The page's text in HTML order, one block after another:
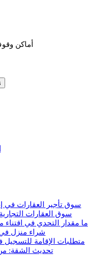
1 أماكن
سوق تأجير العقارات في
سوق العقارات
ما مقدار التحدي في اقتناء
شراء منزل في
متطلبات الإقامة
تحديث الشقة: من